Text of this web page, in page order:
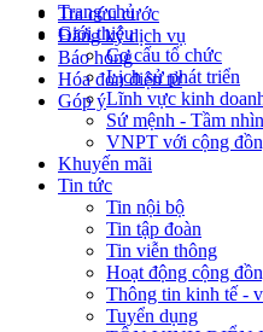
Tra cứu cước
Đăng ký dịch vụ
Báo hỏng
Hóa đơn điện tử
Góp ý
Trang chủ
Giới thiệu
Cơ cấu tổ chức
Lịch sử phát triển
Lĩnh vực kinh
Sứ mệnh - Tầm nhìn
VNPT với cộng
Khuyến mãi
Tin tức
Tin nội bộ
Tin tập đoàn
Tin viễn thông
Hoạt động cộng
Thông tin kinh tế -
Tuyển dụng